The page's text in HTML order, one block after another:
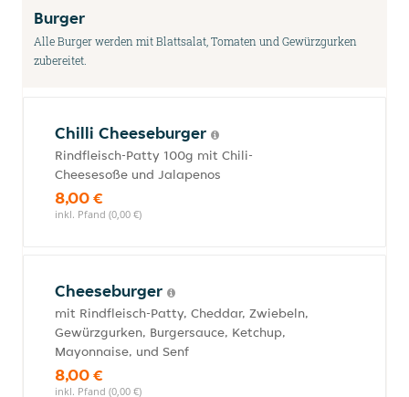
Burger
Alle Burger werden mit Blattsalat, Tomaten und Gewürzgurken
zubereitet.
Chilli Cheeseburger
Rindfleisch-Patty 100g mit Chili-
Cheesesoße und Jalapenos
8,00 €
inkl. Pfand (0,00 €)
Cheeseburger
mit Rindfleisch-Patty, Cheddar, Zwiebeln,
Gewürzgurken, Burgersauce, Ketchup,
Mayonnaise, und Senf
8,00 €
inkl. Pfand (0,00 €)